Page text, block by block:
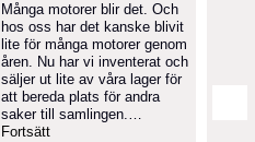
Många motorer blir det. Och
hos oss har det kanske blivit
lite för många motorer genom
åren. Nu har vi inventerat och
säljer ut lite av våra lager för
att bereda plats för andra
saker till samlingen.…
Fortsätt